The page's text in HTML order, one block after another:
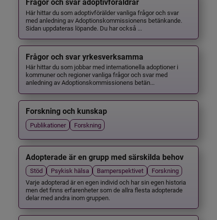
Frågor och svar adoptivföräldrar
Här hittar du som adoptivförälder vanliga frågor och svar
med anledning av Adoptionskommissionens betänkande.
Sidan uppdateras löpande. Du har också ...
Frågor och svar yrkesverksamma
Här hittar du som jobbar med internationella adoptioner i
kommuner och regioner vanliga frågor och svar med
anledning av Adoptionskommissionens betän...
Forskning och kunskap
Publikationer Forskning
Adopterade är en grupp med särskilda behov
Stöd Psykisk hälsa Barnperspektivet
Forskning
Varje adopterad är en egen individ och har sin egen historia
men det finns erfarenheter som de allra flesta adopterade
delar med andra inom gruppen.